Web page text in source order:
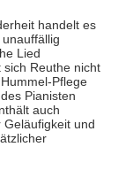
handelt es
Lied
sich Reuthe nicht
Pflege
Pianisten
auch
und